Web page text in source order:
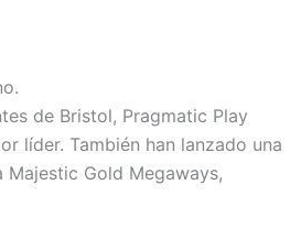
de Bristol, Pragmatic Play
líder. También han lanzado una
Majestic Gold Megaways,